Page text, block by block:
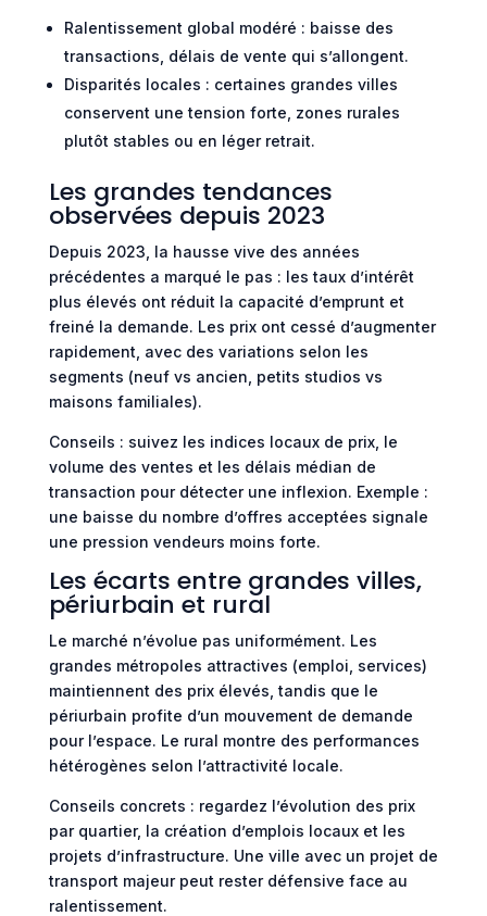
Ralentissement global modéré : baisse des
transactions, délais de vente qui s’allongent.
Disparités locales : certaines grandes villes
conservent une tension forte, zones rurales
plutôt stables ou en léger retrait.
Les grandes tendances
observées depuis 2023
Depuis 2023, la hausse vive des années
précédentes a marqué le pas : les taux d’intérêt
plus élevés ont réduit la capacité d’emprunt et
freiné la demande. Les prix ont cessé d’augmenter
rapidement, avec des variations selon les
segments (neuf vs ancien, petits studios vs
maisons familiales).
Conseils : suivez les indices locaux de prix, le
volume des ventes et les délais médian de
transaction pour détecter une inflexion. Exemple :
une baisse du nombre d’offres acceptées signale
une pression vendeurs moins forte.
Les écarts entre grandes villes,
périurbain et rural
Le marché n’évolue pas uniformément. Les
grandes métropoles attractives (emploi, services)
maintiennent des prix élevés, tandis que le
périurbain profite d’un mouvement de demande
pour l’espace. Le rural montre des performances
hétérogènes selon l’attractivité locale.
Conseils concrets : regardez l’évolution des prix
par quartier, la création d’emplois locaux et les
projets d’infrastructure. Une ville avec un projet de
transport majeur peut rester défensive face au
ralentissement.